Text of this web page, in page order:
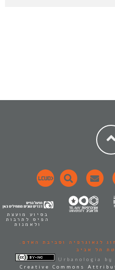
בסיוע מועצת
הפיס לתרבות
ולאמנות
לגאוגרפיה וסביבת האדם.
תל אביב
Urbanologia by
Creative Commons